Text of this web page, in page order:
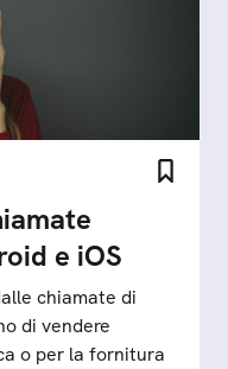
e iOS
chiamate di
di vendere
o per la fornitura